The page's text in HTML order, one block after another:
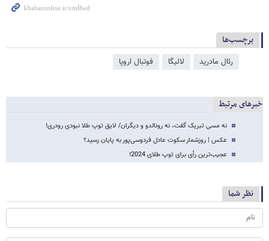
برچسب‌ها
رئال مادرید لالیگا فوتبال اروپا
خبرهای مرتبط
نه مسی تبریک گفت، نه رونالدو و دیگران/ لایق توپ طلا نبودی رودری!
عکس | روزشمار سکوت عادل فردوسی‌پور به پایان رسید؟
عجیب‌ترین رأی برای توپ طلای 2024!
نظر شما